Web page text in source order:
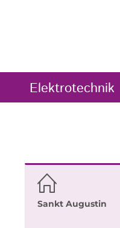
Elektrotechnik
Sankt Augustin